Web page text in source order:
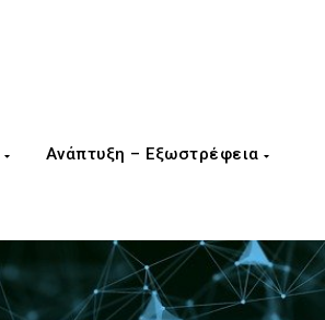
Ανάπτυξη – Εξωστρέφεια